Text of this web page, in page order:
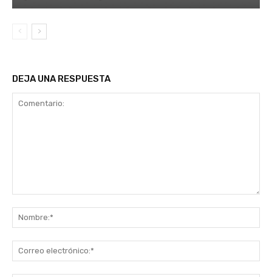
DEJA UNA RESPUESTA